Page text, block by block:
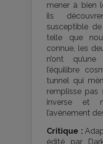
mener à bien
ils
susceptible
telle que
connue, les
n’ont
l’équilibre
tunnel qui
remplisse pas
inverse et
l’avènement
Critique :
édité par